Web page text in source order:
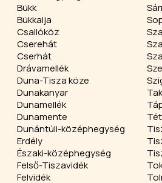
Bükk
Bükkalja
Csallóköz
Cserehát
Cserhát
Drávamellék
Duna-Tisza köze
Dunakanyar
Dunamellék
Dunamente
Dunántúli-középhegység
Erdély
Északi-középhegység
Felső-Tiszavidék
Felvidék